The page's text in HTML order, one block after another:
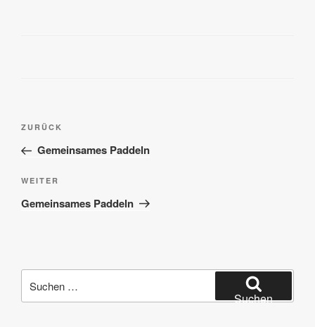
Beitragsnavigation
Vorheriger
Beitrag
ZURÜCK
Gemeinsames Paddeln
Nächster
Beitrag
WEITER
Gemeinsames Paddeln
nach:
Suchen